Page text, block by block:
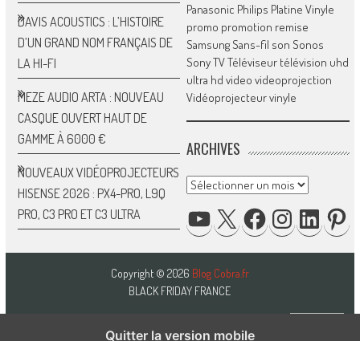
DAVIS ACOUSTICS : L’HISTOIRE
D’UN GRAND NOM FRANÇAIS DE
LA HI-FI
MEZE AUDIO ARTA : NOUVEAU
CASQUE OUVERT HAUT DE
GAMME À 6000 €
NOUVEAUX VIDÉOPROJECTEURS
HISENSE 2026 : PX4-PRO, L9Q
PRO, C3 PRO ET C3 ULTRA
Panasonic Philips Platine Vinyle
promo promotion remise
SamsungSans-fil son Sonos
SonyTVTéléviseur télévision uhd
ultra hd video videoprojection
Vidéoprojecteurvinyle
ARCHIVES
Archives
YOUTUBE FACEBOOKINSTAGRAM
Copyright © 2026 Blog Cobra.fr
BLACK FRIDAY FRANCE
Quitter la version mobile